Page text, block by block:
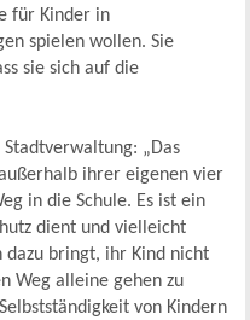
für Kinder in
spielen wollen. Sie
sie sich auf die
„Das
ihrer eigenen vier
in die Schule. Es ist ein
dient und vielleicht
dazu bringt, ihr Kind nicht
Weg alleine gehen zu
von Kindern